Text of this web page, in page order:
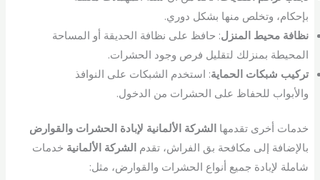
بإحكام، وتخلص منها بشكل دوري.
نظافة محيط المنزل: حافظ على نظافة الحديقة أو المساحة
المحيطة بمنزلك لتقليل فرص وجود الحشرات.
تركيب شبكات الحماية: استخدم الشبكات على النوافذ
والأبواب للحفاظ على الحشرات من الدخول.
خدمات أخرى تقدمها الشركة الألمانية لإبادة الحشرات والقوارض
بالإضافة إلى مكافحة بق الفراش، تقدم الشركة الألمانية خدمات
شاملة لإبادة جميع أنواع الحشرات والقوارض، مثل: